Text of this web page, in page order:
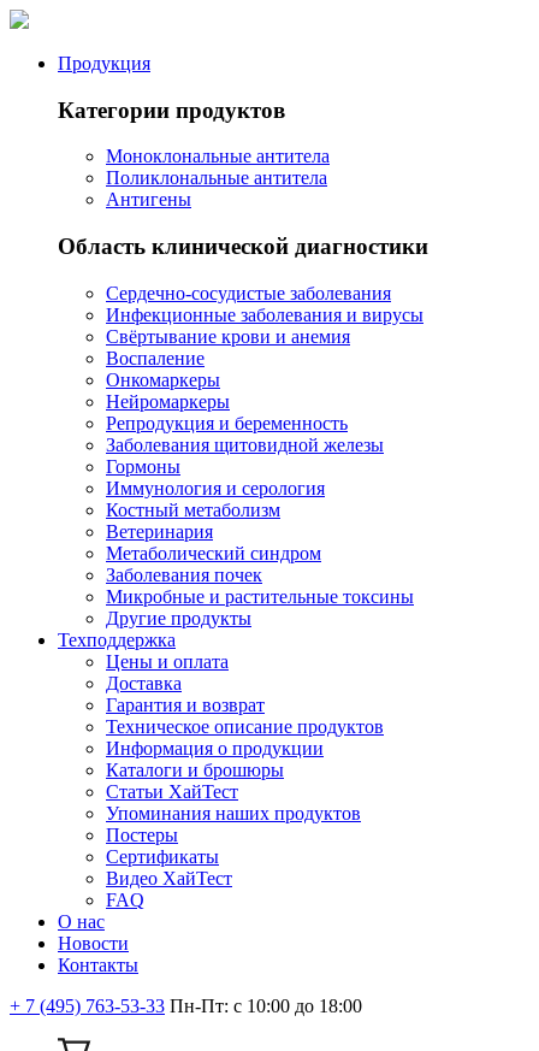
Продукция
Категории продуктов
Моноклональные антитела
Поликлональные антитела
Антигены
Область клинической диагностики
Сердечно-сосудистые заболевания
Инфекционные заболевания и вирусы
Свёртывание крови и анемия
Воспаление
Онкомаркеры
Нейромаркеры
Репродукция и беременность
Заболевания щитовидной железы
Гормоны
Иммунология и серология
Костный метаболизм
Ветеринария
Метаболический синдром
Заболевания почек
Микробные и растительные токсины
Другие продукты
Техподдержка
Цены и оплата
Доставка
Гарантия и возврат
Техническое описание продуктов
Информация о продукции
Каталоги и брошюры
Статьи ХайТест
Упоминания наших продуктов
Постеры
Сертификаты
Видео ХайТест
FAQ
О нас
Новости
Контакты
+ 7 (495) 763-53-33 Пн-Пт: с 10:00 до 18:00